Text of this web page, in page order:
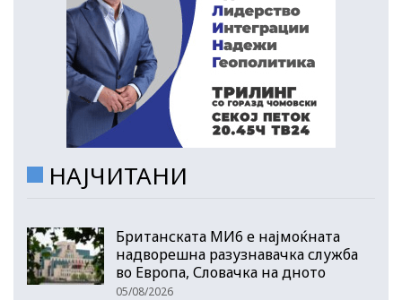
НАЈЧИТАНИ
Британската МИ6 е најмоќната
надворешна разузнавачка служба
во Европа, Словачка на дното
05/08/2026